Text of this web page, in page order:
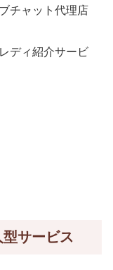
チャット代理店
ディ紹介サービ
サービス